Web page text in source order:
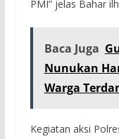
PMI” jelas Bahar
Baca Juga
Nunukan
Warga
Kegiatan aksi